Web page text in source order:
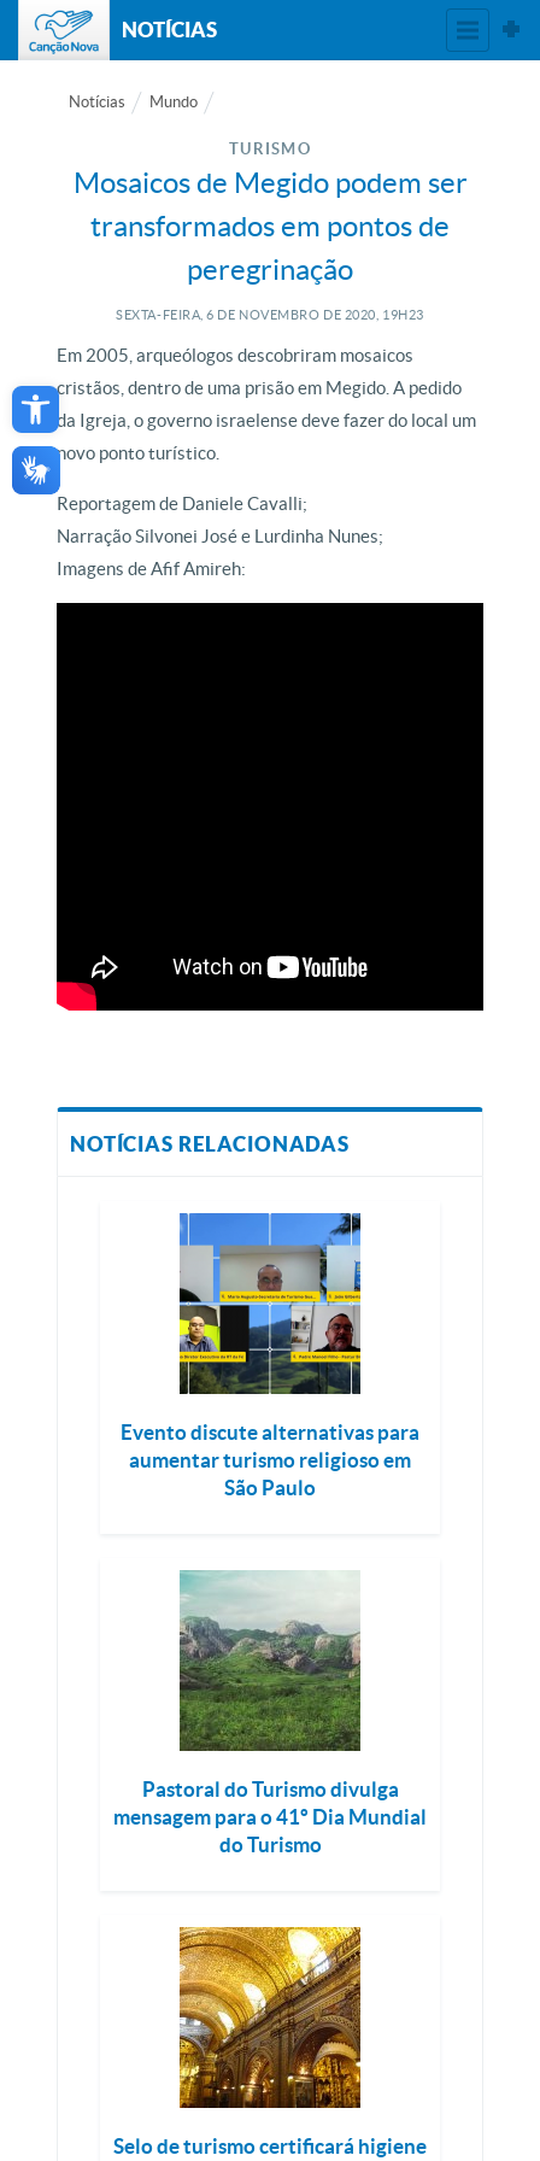
Open toolbar
NOTÍCIAS
Notícias Mundo
TURISMO
Mosaicos de Megido podem ser
transformados em pontos de
peregrinação
SEXTA-FEIRA, 6 DE NOVEMBRO DE 2020, 19H23
Em 2005, arqueólogos descobriram mosaicos
cristãos, dentro de uma prisão em Megido. A pedido
da Igreja, o governo israelense deve fazer do local um
novo ponto turístico.
Reportagem de Daniele Cavalli;
Narração Silvonei José e Lurdinha Nunes;
Imagens de Afif Amireh:
NOTÍCIAS RELACIONADAS
Evento discute alternativas para
aumentar turismo religioso em
São Paulo
Pastoral do Turismo divulga
mensagem para o 41º Dia Mundial
do Turismo
Selo de turismo certificará higiene